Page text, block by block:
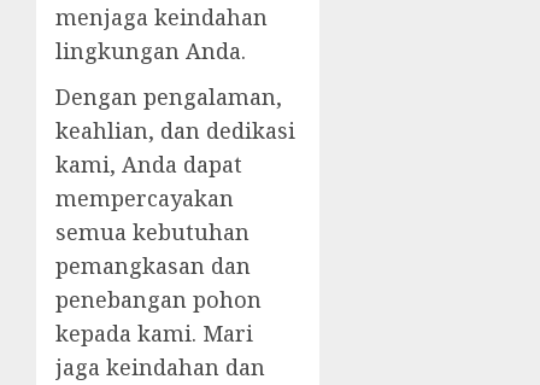
menjaga keindahan
lingkungan Anda.
Dengan pengalaman,
keahlian, dan dedikasi
kami, Anda dapat
mempercayakan
semua kebutuhan
pemangkasan dan
penebangan pohon
kepada kami. Mari
jaga keindahan dan